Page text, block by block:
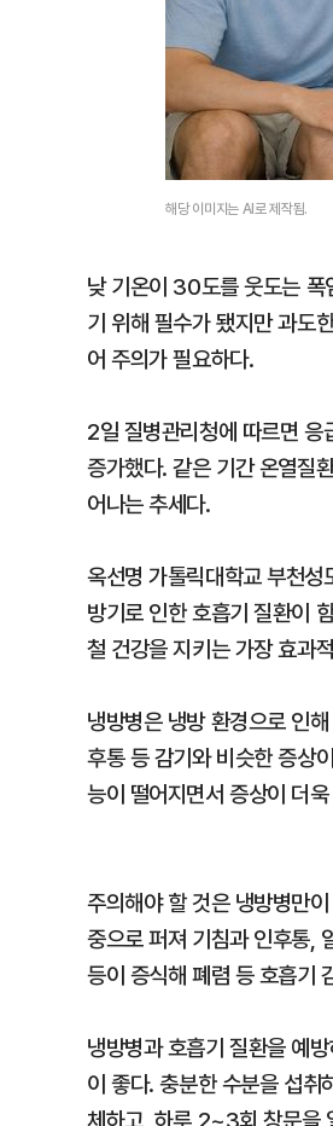
해당 이미지는 AI로 제작됨.
낮 기온이 30도를 웃도는 폭
기 위해 필수가 됐지만 과도
어 주의가 필요하다.
2일 질병관리청에 따르면
증가했다. 같은 기간 온열질
어나는 추세다.
옥선명 가톨릭대학교 부천
방기로 인한 호흡기 질환이
철 건강을 지키는 가장 효과
냉방병은 냉방 환경으로 인
후통 등 감기와 비슷한 증상
능이 떨어지면서 증상이 더
주의해야 할 것은 냉방병만
중으로 퍼져 기침과 인후통,
등이 증식해 폐렴 등 호흡기
냉방병과 호흡기 질환을 예
이 좋다. 충분한 수분을 섭취